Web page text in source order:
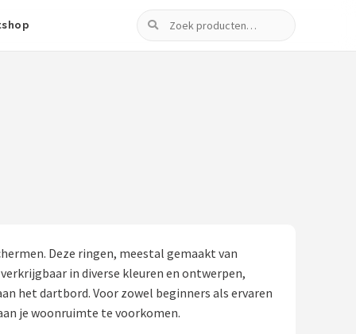
Zoeken
Deze ringen, meestal gemaakt van
in diverse kleuren en ontwerpen,
het dartbord. Voor zowel beginners als ervaren
je woonruimte te voorkomen.